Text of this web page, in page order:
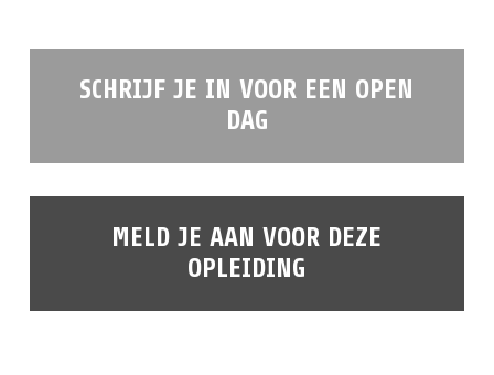
SCHRIJF JE IN VOOR EEN OPEN
DAG
MELD JE AAN VOOR DEZE
OPLEIDING